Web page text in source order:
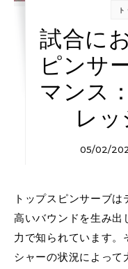
試合に
ピンサ
マンス
レ
05/02/
トップスピンサーブは
高いバウンドを生み出
力で知られています。
シャーの状況によっ